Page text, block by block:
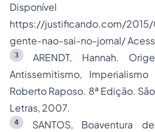
https://justificando.com/
gente-nao-sai-no-jornal/
3
ARENDT, Hannah.
Antissemitismo,
Roberto Raposo. 8ª Edição.
Letras, 2007.
4
SANTOS, Boaventura